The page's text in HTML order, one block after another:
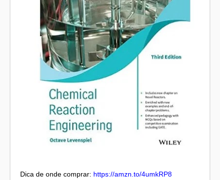
Dica de onde comprar: https://amzn.to/4umkRP8